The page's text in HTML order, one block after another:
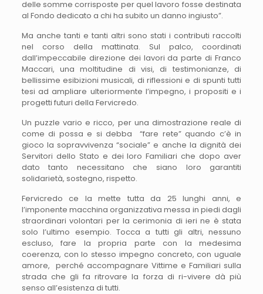
delle somme corrisposte per quel lavoro fosse destinata
al Fondo dedicato a chi ha subito un danno ingiusto”.
Ma anche tanti e tanti altri sono stati i contributi raccolti
nel corso della mattinata. Sul palco, coordinati
dall’impeccabile direzione dei lavori da parte di Franco
Maccari, una moltitudine di visi, di testimonianze, di
bellissime esibizioni musicali, di riflessioni e di spunti tutti
tesi ad ampliare ulteriormente l’impegno, i propositi e i
progetti futuri della Fervicredo.
Un puzzle vario e ricco, per una dimostrazione reale di
come di possa e si debba “fare rete” quando c’è in
gioco la sopravvivenza “sociale” e anche la dignità dei
Servitori dello Stato e dei loro Familiari che dopo aver
dato tanto necessitano che siano loro garantiti
solidarietà, sostegno, rispetto.
Fervicredo ce la mette tutta da 25 lunghi anni, e
l’imponente macchina organizzativa messa in piedi dagli
straordinari volontari per la cerimonia di ieri ne è stata
solo l’ultimo esempio. Tocca a tutti gli altri, nessuno
escluso, fare la propria parte con la medesima
coerenza, con lo stesso impegno concreto, con uguale
amore, perché accompagnare Vittime e Familiari sulla
strada che gli fa ritrovare la forza di ri-vivere dà più
senso all’esistenza di tutti.